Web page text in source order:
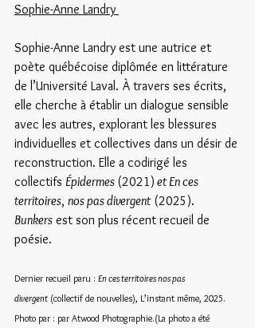
Sophie-Anne Landry
Sophie-Anne Landry est une autrice et
poète québécoise diplômée en littérature
de l’Université Laval. À travers ses écrits,
elle cherche à établir un dialogue sensible
avec les autres, explorant les blessures
individuelles et collectives dans un désir de
reconstruction. Elle a codirigé les
collectifs Épidermes (2021) et En ces
territoires, nos pas divergent (2025).
Bunkers est son plus récent recueil de
poésie.
Dernier recueil paru : En ces territoires nos pas
divergent (collectif de nouvelles), L’instant même, 2025.
Photo par : par Atwood Photographie.(La photo a été